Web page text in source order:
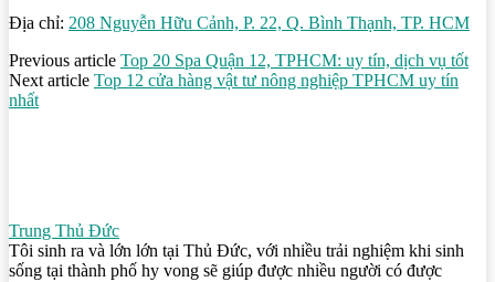
Địa chỉ: 208 Nguyễn Hữu Cảnh, P. 22, Q. Bình Thạnh, TP. HCM
Previous article Top 20 Spa Quận 12, TPHCM: uy tín, dịch vụ tốt
Next article Top 12 cửa hàng vật tư nông nghiệp TPHCM uy tín
nhất
Trung Thủ Đức
Tôi sinh ra và lớn lớn tại Thủ Đức, với nhiều trải nghiệm khi sinh
sống tại thành phố hy vong sẽ giúp được nhiều người có được